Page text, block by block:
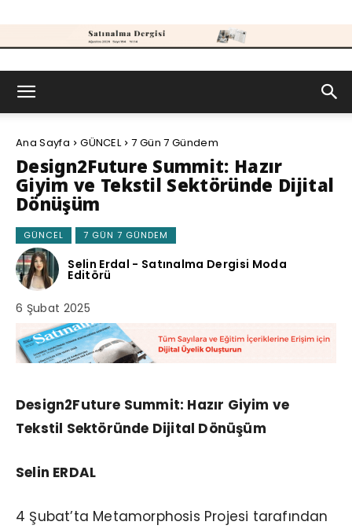
Ana Sayfa GÜNCEL 7 Gün 7 Gündem
Design2Future Summit: Hazır
Giyim ve Tekstil Sektöründe Dijital
Dönüşüm
GÜNCEL 7 GÜN 7 GÜNDEM
Selin Erdal - Satınalma Dergisi Moda
Editörü
6 Şubat 2025
Design2Future Summit: Hazır Giyim ve
Tekstil Sektöründe Dijital Dönüşüm
Selin ERDAL
4 Şubat’ta Metamorphosis Projesi tarafından